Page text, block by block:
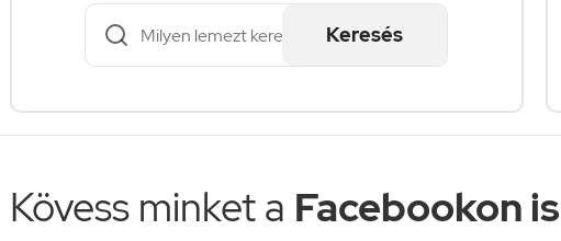
Keresés
Kövess minket a Facebookon is